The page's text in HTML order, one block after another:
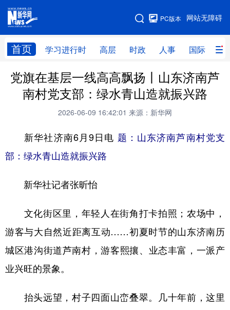
网站无障碍
PC版本
首页 学习进行时 高层 时政 人事 国际 财
网站地图
学习进行时 高层 时政 人事
国际 财经 网评 港澳
科技 科创 量子 体育
文化 书画
访谈 视频
食品 人居 信息化 数字经济
学术中国 乡村振兴 银龄 溯源中国
城市
彩票 娱乐 时尚 悦读
党旗在基层一线高高飘扬丨山东济南芦
南村党支部：绿水青山造就振兴路
2026-06-09 16:42:01 来源：新华网
新华社济南6月9日电 题：山东济南芦南村党支
部：绿水青山造就振兴路
新华社记者张昕怡
文化街区里，年轻人在街角打卡拍照；农场中，
游客与大自然近距离互动……初夏时节的山东济南历
城区港沟街道芦南村，游客熙攘、业态丰富，一派产
业兴旺的景象。
抬头远望，村子四面山峦叠翠。几十年前，这里